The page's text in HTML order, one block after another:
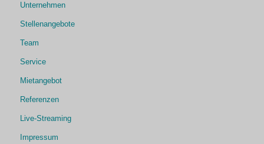
Unternehmen
Stellenangebote
Team
Service
Mietangebot
Referenzen
Live-Streaming
Impressum